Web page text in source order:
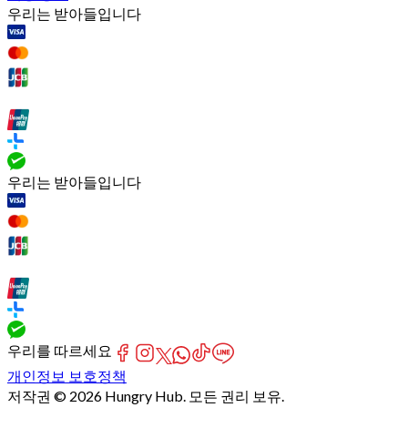
우리는 받아들입니다
우리는 받아들입니다
우리를 따르세요
개인정보 보호정책
저작권 © 2026 Hungry Hub. 모든 권리 보유.